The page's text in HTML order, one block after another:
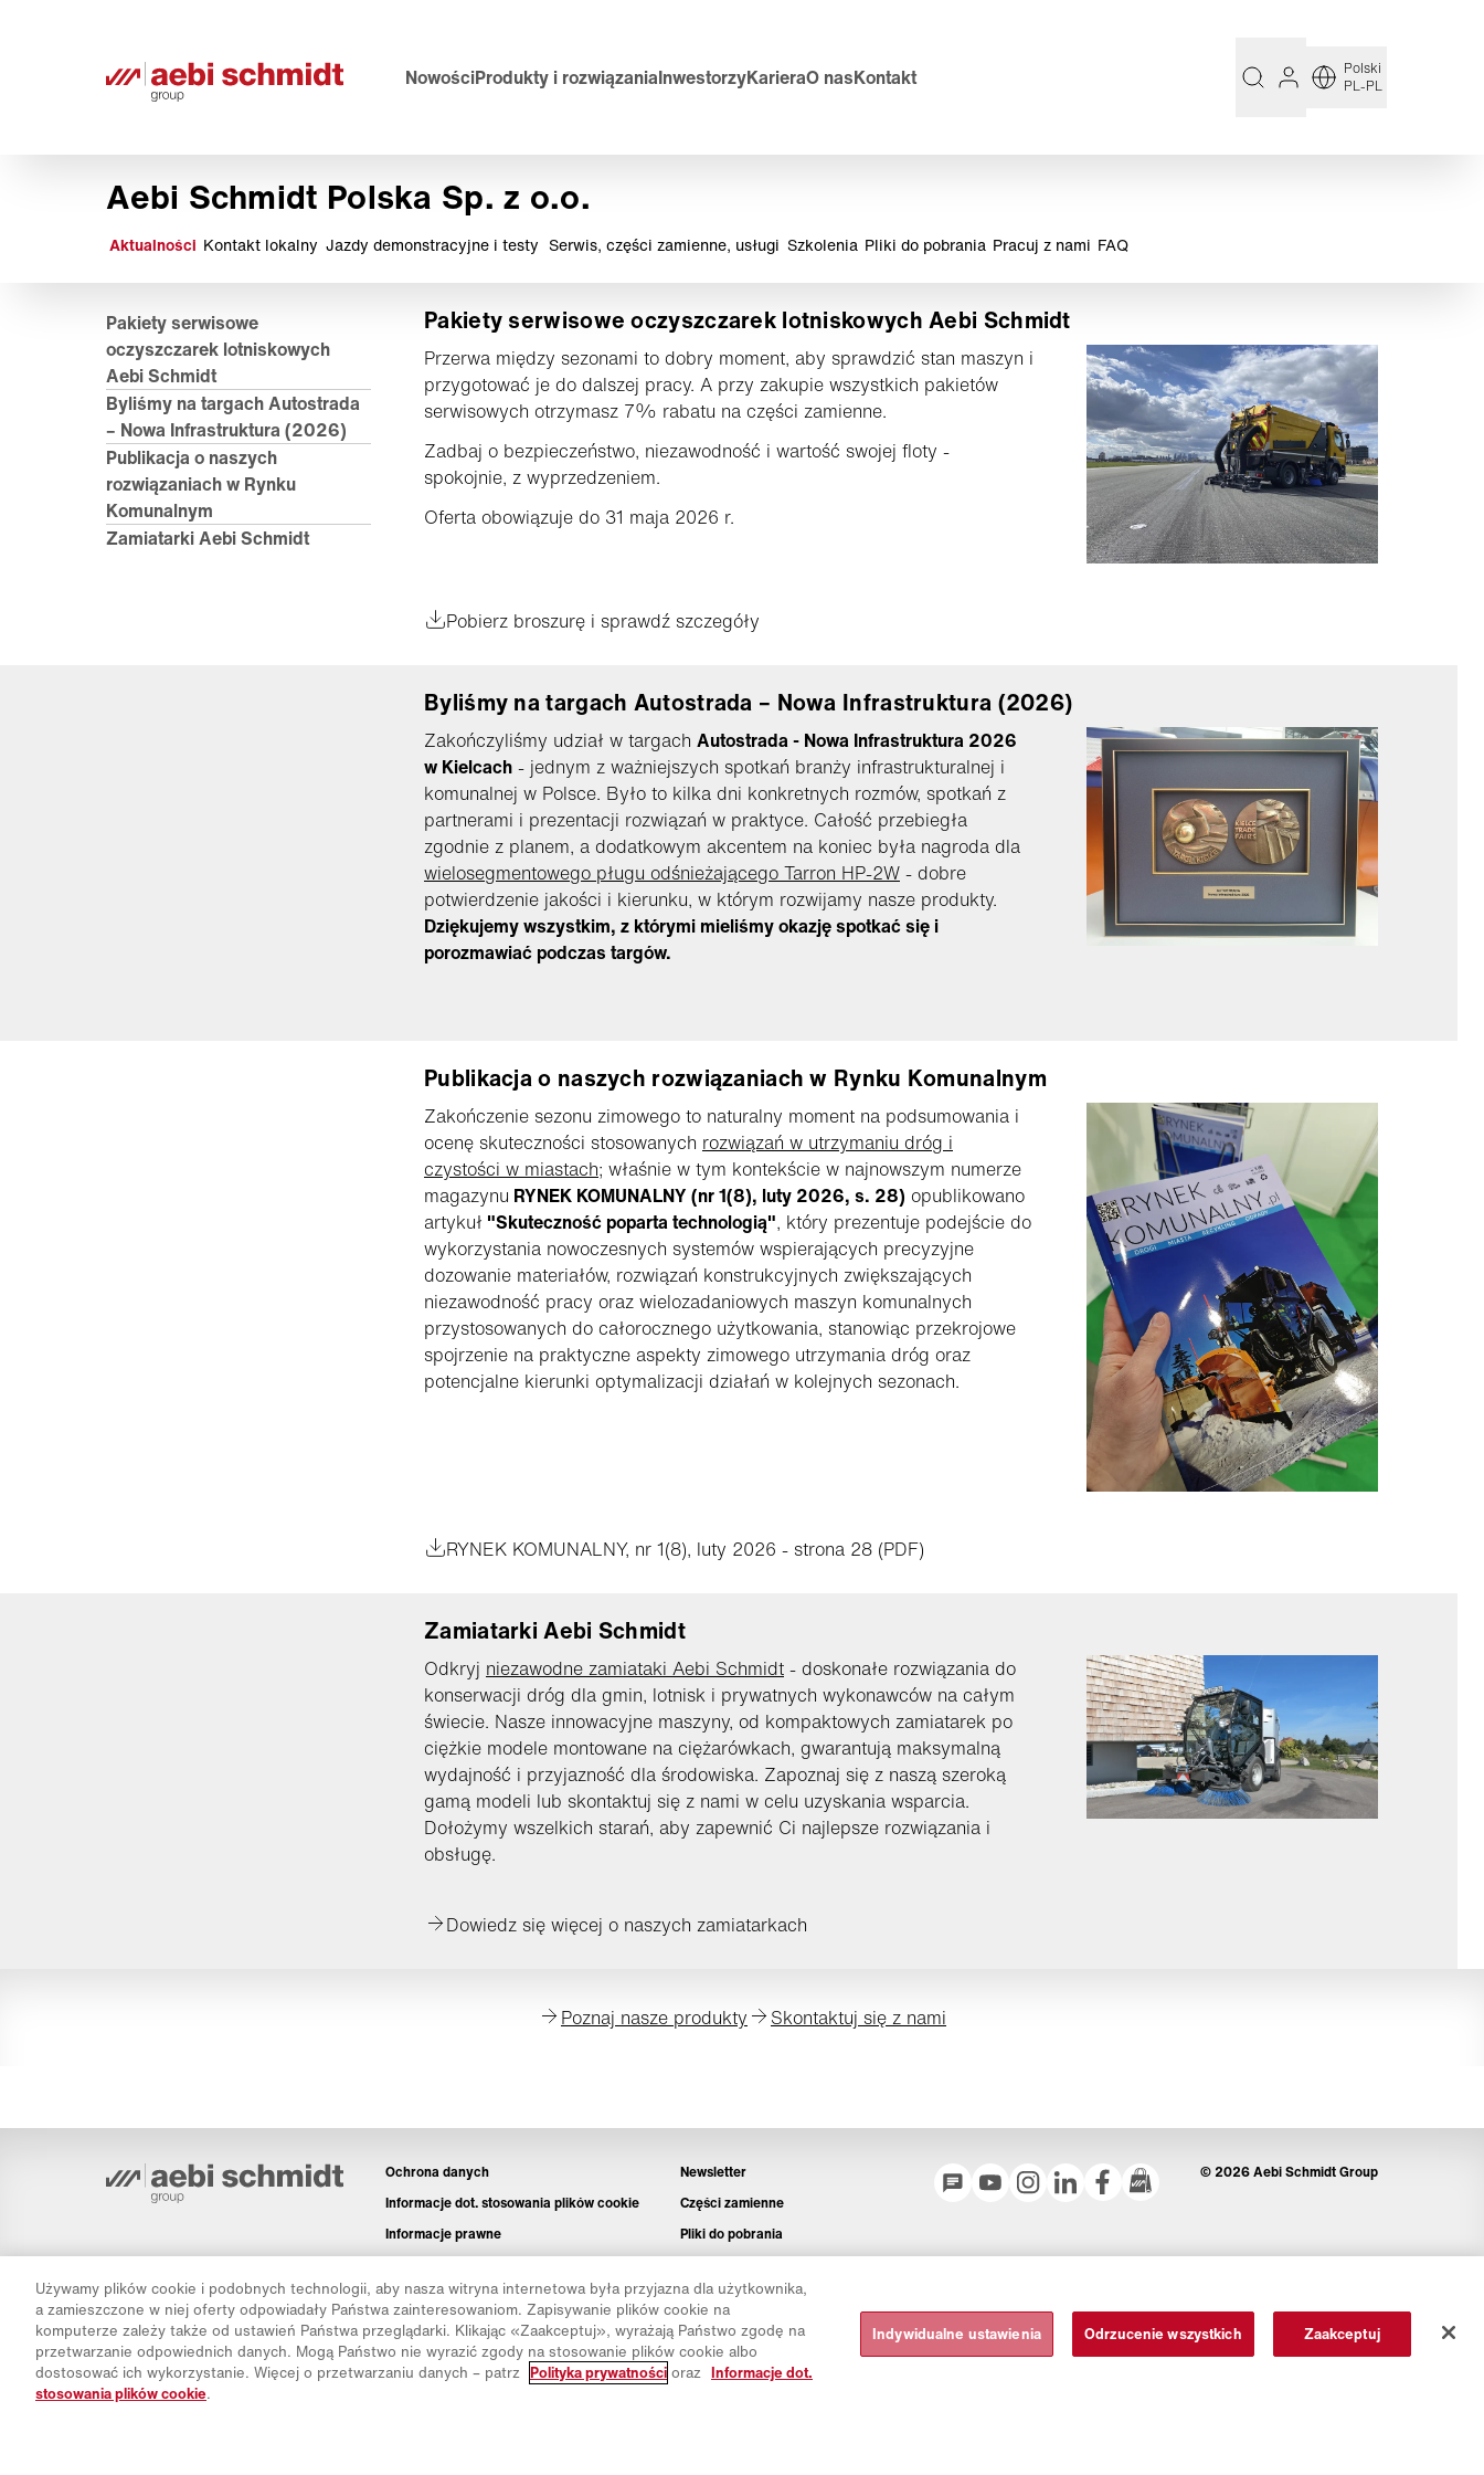
NowościProdukty i rozwiązaniaInwestorzyKarieraO nasKontakt
Polski
PL-PL
Aebi Schmidt Polska Sp. z o.o.
Aktualności Kontakt lokalny Jazdy demonstracyjne i testy Serwis, części zamienne, usługi Szkolenia Pliki do pobrania Pracuj z nami FAQ
Pakiety serwisowe
oczyszczarek lotniskowych
Aebi Schmidt
Byliśmy na targach Autostrada
– Nowa Infrastruktura (2026)
Publikacja o naszych
rozwiązaniach w Rynku
Komunalnym
Zamiatarki Aebi Schmidt
Pakiety serwisowe oczyszczarek lotniskowych Aebi Schmidt
Przerwa między sezonami to dobry moment, aby sprawdzić stan maszyn i
przygotować je do dalszej pracy. A przy zakupie wszystkich pakietów
serwisowych otrzymasz 7% rabatu na części zamienne.
Zadbaj o bezpieczeństwo, niezawodność i wartość swojej floty -
spokojnie, z wyprzedzeniem.
Oferta obowiązuje do 31 maja 2026 r.
Pobierz broszurę i sprawdź szczegóły
Byliśmy na targach Autostrada – Nowa Infrastruktura (2026)
Zakończyliśmy udział w targach Autostrada - Nowa Infrastruktura 2026
w Kielcach - jednym z ważniejszych spotkań branży infrastrukturalnej i
komunalnej w Polsce. Było to kilka dni konkretnych rozmów, spotkań z
partnerami i prezentacji rozwiązań w praktyce. Całość przebiegła
zgodnie z planem, a dodatkowym akcentem na koniec była nagroda dla
wielosegmentowego pługu odśnieżającego Tarron HP-2W - dobre
potwierdzenie jakości i kierunku, w którym rozwijamy nasze produkty.
Dziękujemy wszystkim, z którymi mieliśmy okazję spotkać się i
porozmawiać podczas targów.
Publikacja o naszych rozwiązaniach w Rynku Komunalnym
Zakończenie sezonu zimowego to naturalny moment na podsumowania i
ocenę skuteczności stosowanych rozwiązań w utrzymaniu dróg i
czystości w miastach; właśnie w tym kontekście w najnowszym numerze
magazynu RYNEK KOMUNALNY (nr 1(8), luty 2026, s. 28) opublikowano
artykuł "Skuteczność poparta technologią", który prezentuje podejście do
wykorzystania nowoczesnych systemów wspierających precyzyjne
dozowanie materiałów, rozwiązań konstrukcyjnych zwiększających
niezawodność pracy oraz wielozadaniowych maszyn komunalnych
przystosowanych do całorocznego użytkowania, stanowiąc przekrojowe
spojrzenie na praktyczne aspekty zimowego utrzymania dróg oraz
potencjalne kierunki optymalizacji działań w kolejnych sezonach.
RYNEK KOMUNALNY, nr 1(8), luty 2026 - strona 28 (PDF)
Zamiatarki Aebi Schmidt
Odkryj niezawodne zamiataki Aebi Schmidt - doskonałe rozwiązania do
konserwacji dróg dla gmin, lotnisk i prywatnych wykonawców na całym
świecie. Nasze innowacyjne maszyny, od kompaktowych zamiatarek po
ciężkie modele montowane na ciężarówkach, gwarantują maksymalną
wydajność i przyjazność dla środowiska. Zapoznaj się z naszą szeroką
gamą modeli lub skontaktuj się z nami w celu uzyskania wsparcia.
Dołożymy wszelkich starań, aby zapewnić Ci najlepsze rozwiązania i
obsługę.
Dowiedz się więcej o naszych zamiatarkach
Poznaj nasze produkty Skontaktuj się z nami
Ochrona danych
Informacje dot. stosowania plików cookie
Informacje prawne
Newsletter
Części zamienne
Pliki do pobrania
Kalkulator TCO
Dystrybutorzy i placówki
Grupy produktów
© 2026 Aebi Schmidt Group
Używamy plików cookie i podobnych technologii, aby nasza witryna internetowa była przyjazna dla użytkownika,
a zamieszczone w niej oferty odpowiadały Państwa zainteresowaniom. Zapisywanie plików cookie na
komputerze zależy także od ustawień Państwa przeglądarki. Klikając «Zaakceptuj», wyrażają Państwo zgodę na
przetwarzanie odpowiednich danych. Mogą Państwo nie wyrazić zgody na stosowanie plików cookie albo
dostosować ich wykorzystanie. Więcej o przetwarzaniu danych – patrz Polityka prywatności oraz Informacje dot.
stosowania plików cookie.
Indywidualne ustawienia Odrzucenie wszystkich Zaakceptuj